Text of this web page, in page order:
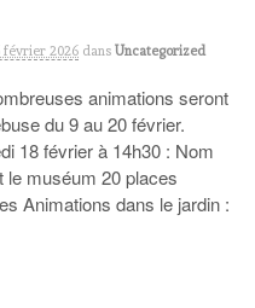
février 2026 dans Uncategorized
animations seront
du 9 au 20 février.
18 février à 14h30 : Nom
le muséum 20 places
Animations dans le jardin :